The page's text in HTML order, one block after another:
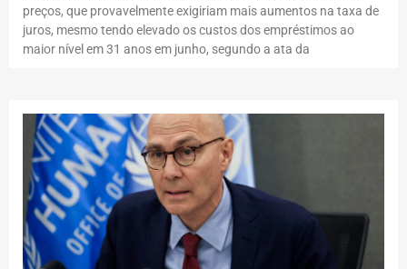
preços, que provavelmente exigiriam mais aumentos na taxa de
juros, mesmo tendo elevado os custos dos empréstimos ao
maior nível em 31 anos em junho, segundo a ata da